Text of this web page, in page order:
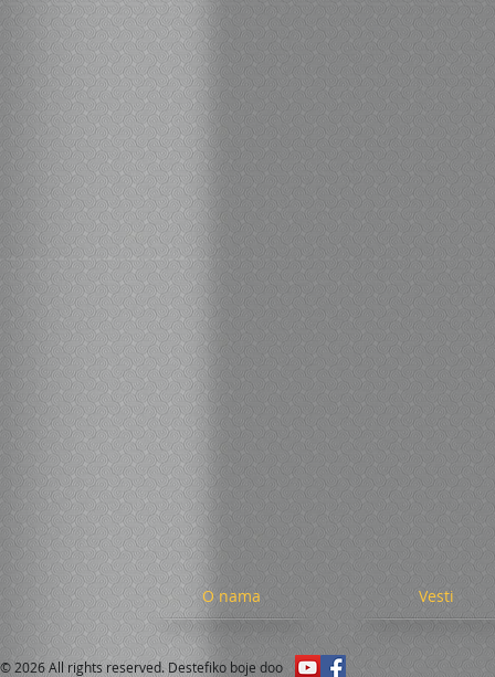
© 2026 All rights reserved. Destefiko boje doo
Vesti
O nama